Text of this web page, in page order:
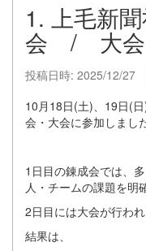
1. 上毛新
会 / 大会
投稿日時: 2025/12/27
10月18日(土)、19日(
会・大会に参加しまし
1日目の錬成会では、
人・チームの課題を明
2日目には大会が行われ
結果は、